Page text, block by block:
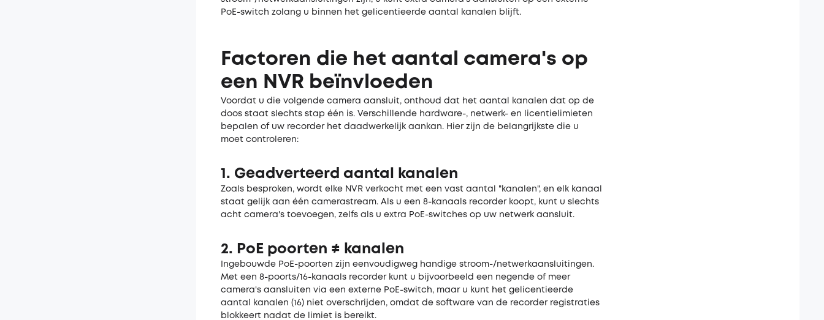
PoE-switch zolang u binnen het gelicentieerde aantal kanalen blijft.
Factoren die het aantal camera's op
een NVR beïnvloeden
Voordat u die volgende camera aansluit, onthoud dat het aantal kanalen dat op de
doos staat slechts stap één is. Verschillende hardware-, netwerk- en licentielimieten
bepalen of uw recorder het daadwerkelijk aankan. Hier zijn de belangrijkste die u
moet controleren:
1. Geadverteerd aantal kanalen
Zoals besproken, wordt elke NVR verkocht met een vast aantal "kanalen", en elk kanaal
staat gelijk aan één camerastream. Als u een 8-kanaals recorder koopt, kunt u slechts
acht camera's toevoegen, zelfs als u extra PoE-switches op uw netwerk aansluit.
2. PoE poorten ≠ kanalen
Ingebouwde PoE-poorten zijn eenvoudigweg handige stroom-/netwerkaansluitingen.
Met een 8-poorts/16-kanaals recorder kunt u bijvoorbeeld een negende of meer
camera's aansluiten via een externe PoE-switch, maar u kunt het gelicentieerde
aantal kanalen (16) niet overschrijden, omdat de software van de recorder registraties
blokkeert nadat de limiet is bereikt.